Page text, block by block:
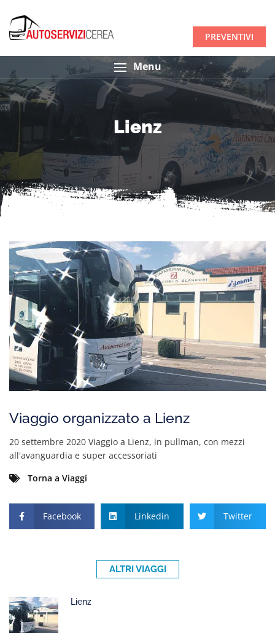
PREVENTIVI
Menu
Lienz
Viaggio organizzato a Lienz
20 settembre 2020 Viaggio a Lienz, in pullman, con mezzi
all'avanguardia e super accessoriati
Torna a Viaggi
Facebook Linkedin Twitter
ALTRI VIAGGI
Lienz